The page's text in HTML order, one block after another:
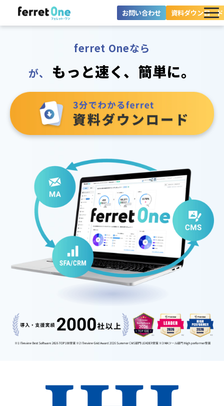
お問い合わせ 資料ダウンロード
ツール・機能一覧
導入事例
料金プラン
セミナー
お役立ち情報
ferret Oneなら
が、 もっと速く、簡単に。